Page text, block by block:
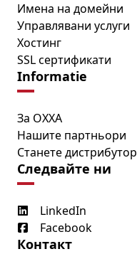
Имена на домейни
Управлявани услуги
Хостинг
SSL сертификати
Informatie
За OXXA
Нашите партньори
Станете дистрибутор
Следвайте ни
LinkedIn
Facebook
Контакт